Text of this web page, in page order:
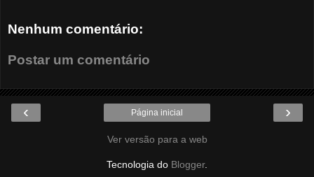
Nenhum comentário:
Postar um comentário
‹ ›
Página inicial
Ver versão para a web
Tecnologia do Blogger.